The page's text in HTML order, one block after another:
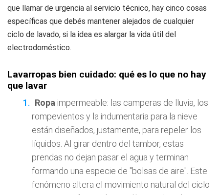
que llamar de urgencia al servicio técnico, hay cinco cosas
específicas que debés mantener alejados de cualquier
ciclo de lavado, si la idea es alargar la vida útil del
electrodoméstico.
Lavarropas bien cuidado: qué es lo que no hay
que lavar
Ropa impermeable: las camperas de lluvia, los
rompevientos y la indumentaria para la nieve
están diseñados, justamente, para repeler los
líquidos. Al girar dentro del tambor, estas
prendas no dejan pasar el agua y terminan
formando una especie de "bolsas de aire". Este
fenómeno altera el movimiento natural del ciclo